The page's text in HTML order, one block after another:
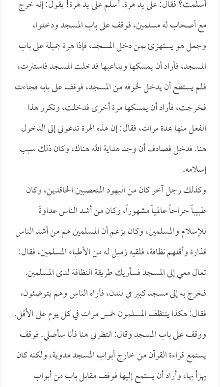
أسلمت؟ فقال: على يد هرة. أسلم على يد هرة! يقول: إنه خرج
مع أصحاب له مسلمين، فوقف على باب المسجد ودخلوا،
وجعل هو يستهزئ بمن دخل المسجد، فإذا هرة جميلة على باب
المسجد، فأراد أن يمسكها ويداعبها فدخلت المسجد فاستترت،
فلم يستطع أن يدخل لخوفه من المسجد، فوقف على بابه فجاءت
فخرجت، فأراد أن يمسكها مرة أخرى فدخلت، وتكرر هذا
الفعل منها عدة مرات، فقال: إن هذه الهرة تدعوني إلى الدخول
هنا. فدخل فصادف أن وجد هداية الله هناك، وكان ذلك سبب
إسلامه.
وكذلك رجل آخر كان من اليهود المتعصبين الحاقدين، وكان
طبيباً جراحاً عالمياً مشهوراً، وكان من أشد الناس عداوةً
للإسلام والمسلمين، وكان يزعم أن المسلمين هم من أشد الناس
قذارة وأقلهم نظافة، فلقيه زميل له من الأطباء المسلمين، فقال:
تعال معي إلى المسجد فسأريك طريقة النظافة لدى المسلمين.
فخرج به إلى مسجد كبير في لندن، فأراه الناس وهم يتوضئون،
فقال: هكذا يتنظف المسلمون خمس مرات في كل يوم على الأقل.
ووقف على باب المسجد وقال: انتظرني هنا فأنا سأصلي. فوقف
يستمع قراءة القرآن من خارج أبواب المسجد مدوية، ولكنه كان
يهزأ بها، وأراد أن يستمع إليها فوقف مقابل باب من أبواب